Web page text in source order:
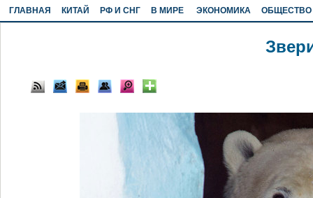
ГЛАВНАЯ КИТАЙ РФ И СНГ В МИРЕ ЭКОНОМИКА ОБЩЕСТВО